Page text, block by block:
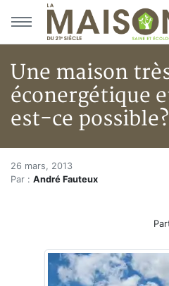
Aller au menu principal
Aller au contenu principal
Une maison
éconergétique
est-ce possible?
Accueil
Articles
Une maison très
Une maison
26 mars, 2013
Par : André Fauteux